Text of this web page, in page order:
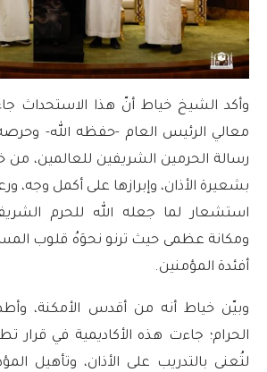
وأكد الشيخ خياط أنّ هذا الاستحداث
معالي الرئيس العام -حفظه الله-
رسالة الحرمين الشريفين للعالمين، من
بشعيرة الأذان، وإبرازها على أكمل وجه،
استشعار لما جعله الله للحرم
ومكانة عظمى حيث ترنو نحوَهُ قلوب
أفئدة المؤمنين.
وبيّن خياط أنه من أقدس الأمكنة،
الحرام؛ جاءت هذه الأكاديمية في قرار
لتُعنى بالتدريب على الأذان، وتأهيل